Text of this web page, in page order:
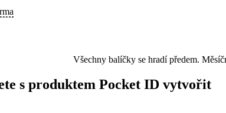
Všechny balíčky se hradí předem.
s produktem Pocket ID vytvořit